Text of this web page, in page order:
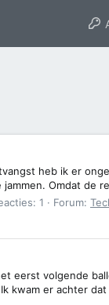
heb ik er
Omdat de
1 Forum:
eerst volgende
kwam er achter dat